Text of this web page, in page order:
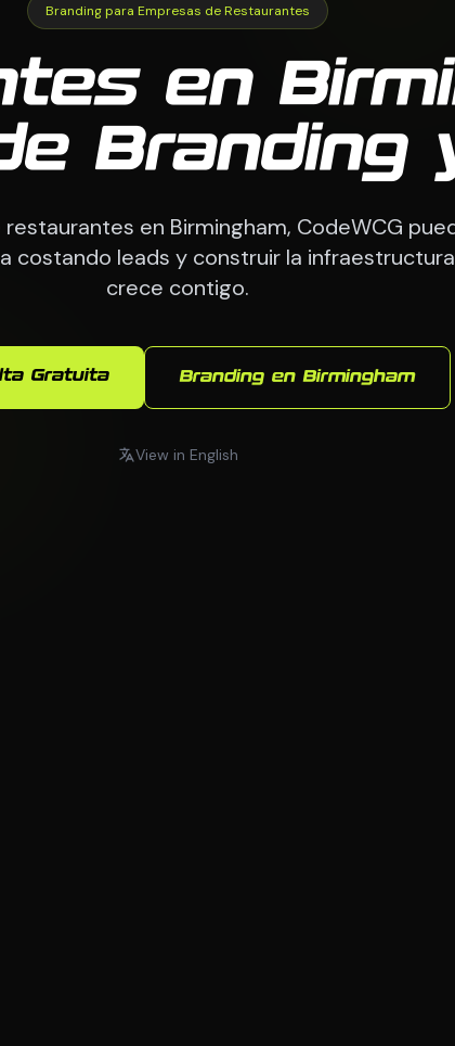
Branding para Empresas de Restaurantes
en
Branding
en Birmingham, CodeWCG
costando leads y construir la
crece contigo.
Gratuita Branding en Birmingham
View in English